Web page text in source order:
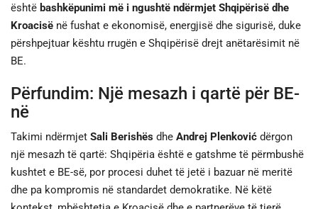
është bashkëpunimi më i ngushtë ndërmjet Shqipërisë dhe
Kroacisë në fushat e ekonomisë, energjisë dhe sigurisë, duke
përshpejtuar kështu rrugën e Shqipërisë drejt anëtarësimit në
BE.
Përfundim: Një mesazh i qartë për BE-
në
Takimi ndërmjet Sali Berishës dhe Andrej Plenković dërgon
një mesazh të qartë: Shqipëria është e gatshme të përmbushë
kushtet e BE-së, por procesi duhet të jetë i bazuar në meritë
dhe pa kompromis në standardet demokratike. Në këtë